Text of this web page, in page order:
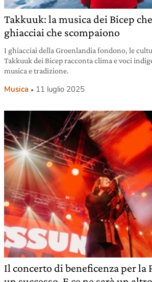
Takkuuk: la musica dei Bicep
ghiacciai che scompaiono
I ghiacciai della Groenlandia fondono, le
Takkuuk dei Bicep racconta clima e voci
musica e tradizione.
Musica 11 luglio 2025
Il concerto di beneficenza per la